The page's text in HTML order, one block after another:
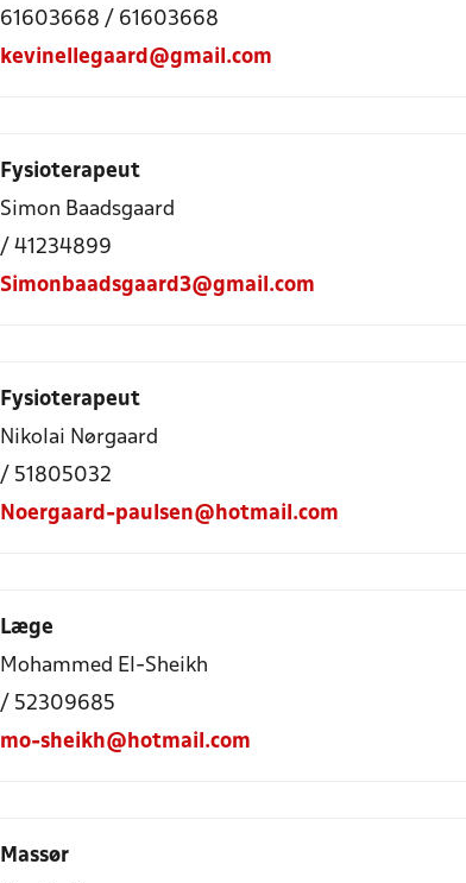
61603668 / 61603668
kevinellegaard@gmail.com
Fysioterapeut
Simon Baadsgaard
/ 41234899
Simonbaadsgaard3@gmail.com
Fysioterapeut
Nikolai Nørgaard
/ 51805032
Noergaard-paulsen@hotmail.com
Læge
Mohammed El-Sheikh
/ 52309685
mo-sheikh@hotmail.com
Massør